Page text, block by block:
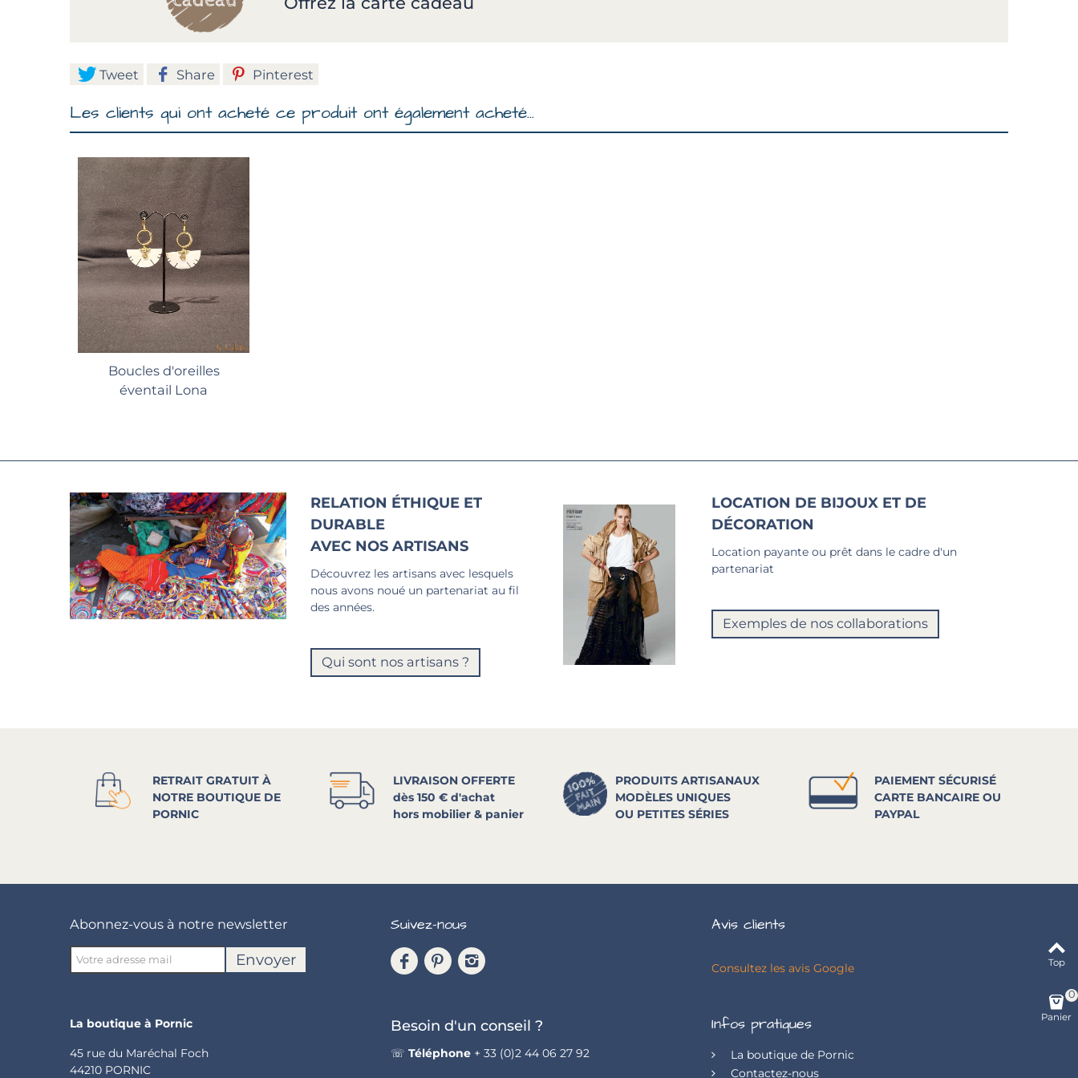
Tweet Share Pinterest
Les clients qui ont acheté ce produit ont également acheté...
Boucles d'oreilles
éventail Lona
RELATION ÉTHIQUE ET
DURABLE
AVEC NOS ARTISANS
Découvrez les artisans avec lesquels
nous avons noué un partenariat au fil
des années.
Qui sont nos artisans ?
LOCATION DE BIJOUX ET DE
DÉCORATION
Location payante ou prêt dans le cadre d'un
partenariat
Exemples de nos collaborations
RETRAIT GRATUIT À
NOTRE BOUTIQUE DE
PORNIC
LIVRAISON OFFERTE
dès 150 € d'achat
hors mobilier & panier
PRODUITS ARTISANAUX
MODÈLES UNIQUES
OU PETITES SÉRIES
PAIEMENT SÉCURISÉ
CARTE BANCAIRE OU
PAYPAL
Abonnez-vous à notre newsletter
Envoyer
Suivez-nous Avis clients
Consultez les avis Google
La boutique à Pornic
45 rue du Maréchal Foch
44210 PORNIC
Besoin d'un conseil ?
☏ Téléphone+ 33 (0)2 44 06 27 92
Infos pratiques
La boutique de Pornic
Contactez-nous
Top
Panier
0